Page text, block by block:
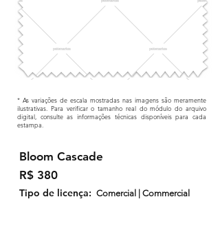
* As variações de escala mostradas nas imagens são meramente
ilustrativas. Para verificar o tamanho real do módulo do arquivo
digital, consulte as informações técnicas disponíveis para cada
estampa.
Bloom Cascade
R$ 380
Tipo de licença: Comercial | Commercial